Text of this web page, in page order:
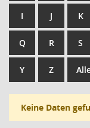
I J K
Q R S
Y Z
Keine Daten